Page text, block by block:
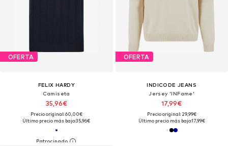
OFERTA
FELIX HARDY
Camiseta
35,96€
Precio original: 60,00€
Último precio más bajo:35,96€
OFERTA
INDICODE JEANS
Jersey 'INFame'
17,99€
Precio original: 29,99€
Último precio más bajo:17,99€